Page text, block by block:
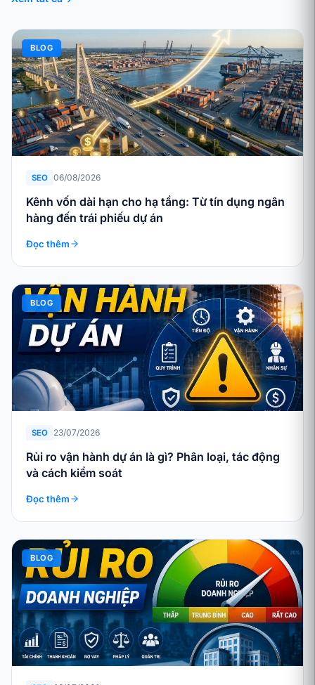
BLOG
SEO 06/08/2026
Kênh vốn dài hạn cho hạ tầng: Từ tín dụng ngân
hàng đến trái phiếu dự án
Đọc thêm
BLOG
SEO 23/07/2026
Rủi ro vận hành dự án là gì? Phân loại, tác động
và cách kiểm soát
Đọc thêm
BLOG